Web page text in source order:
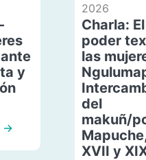
y
→
2026
Charla: El
poder
las
del
makuñ/
XVII y